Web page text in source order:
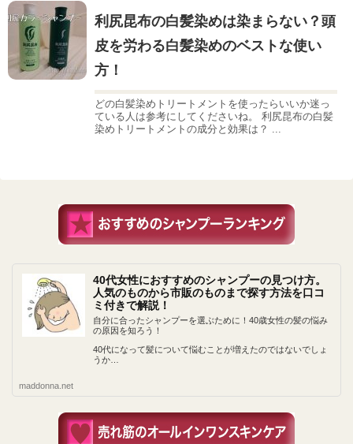
利尻昆布の白髪染めは染まらない？頭
皮を労わる白髪染めのベストな使い
方！
どの白髪染めトリートメントを使ったらいいか迷っ
ている人は参考にしてくださいね。 利尻昆布の白髪
染めトリートメントの成分と効果は？ ...
40代女性におすすめのシャンプーの見つけ方。
人気のものから市販のものまで探す方法を口コ
ミ付きで解説！
自分に合ったシャンプーを選ぶために！40歳女性の髪の悩み
の原因を知ろう！
40代になって髪について悩むことが増えたのではないでしょ
うか…
maddonna.net